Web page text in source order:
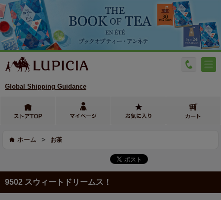
Global Shipping Guidance
ホーム > お茶
9502 スウィートドリームス！